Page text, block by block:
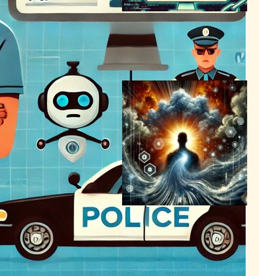
オープンソースAI、非合意デ
ィープフェイクポルノの悪用
に警鐘
AI（人工知能）ニュース
2024年3月6日21:21
ディープフェイクの波紋：テ
イラー・スウィフトを守れ、
AIの影響下で
AI（人工知能）ニュース｜
テクノロジーと社会ニュース
2024年2月3日8:32